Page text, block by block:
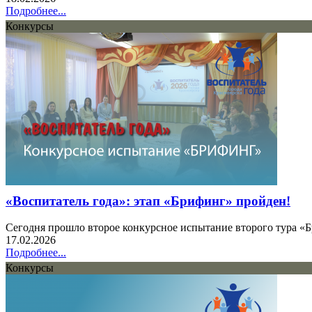
Подробнее...
Конкурсы
«Воспитатель года»: этап «Брифинг» пройден!
Сегодня прошло второе конкурсное испытание второго тура
17.02.2026
Подробнее...
Конкурсы